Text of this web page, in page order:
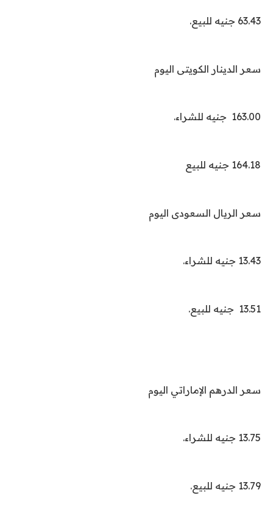
63.43 جنيه للبيع.
سعر الدينار الكويتى اليوم
163.00 جنيه للشراء.
164.18 جنيه للبيع
سعر الريال السعودى اليوم
13.43 جنيه للشراء.
13.51 جنيه للبيع.
سعر الدرهم الإماراتي اليوم
13.75 جنيه للشراء.
13.79 جنيه للبيع.